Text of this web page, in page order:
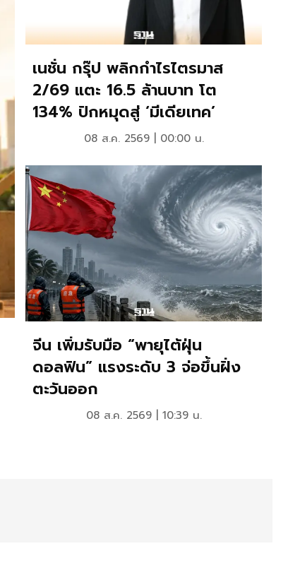
จับตารัฐบาลขึ้นภาษี
แข่งย
เนชั่น กรุ๊ป พลิกกำไรไตรมาส
2/69 แตะ 16.5 ล้านบาท โต
134% ปักหมุดสู่ ‘มีเดียเทค’
08 ส.ค. 2569 | 00:00 น.
จีน เพิ่มรับมือ “พายุไต้ฝุ่น
ดอลฟิน” แรงระดับ 3 จ่อขึ้นฝั่ง
ตะวันออก
08 ส.ค. 2569 | 10:39 น.